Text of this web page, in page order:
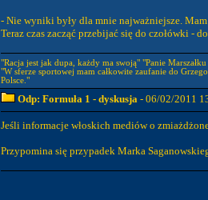
- Nie wyniki były dla mnie najważniejsze.
Teraz czas zacząć przebijać się do czołówki -
"Racja jest jak dupa, każdy ma swoją" "Panie
"W sferze sportowej mam całkowite zaufanie do
Polsce."
Odp: Formuła 1 - dyskusja- 06/02/2011
Jeśli informacje włoskich mediów o
Przypomina się przypadek Marka